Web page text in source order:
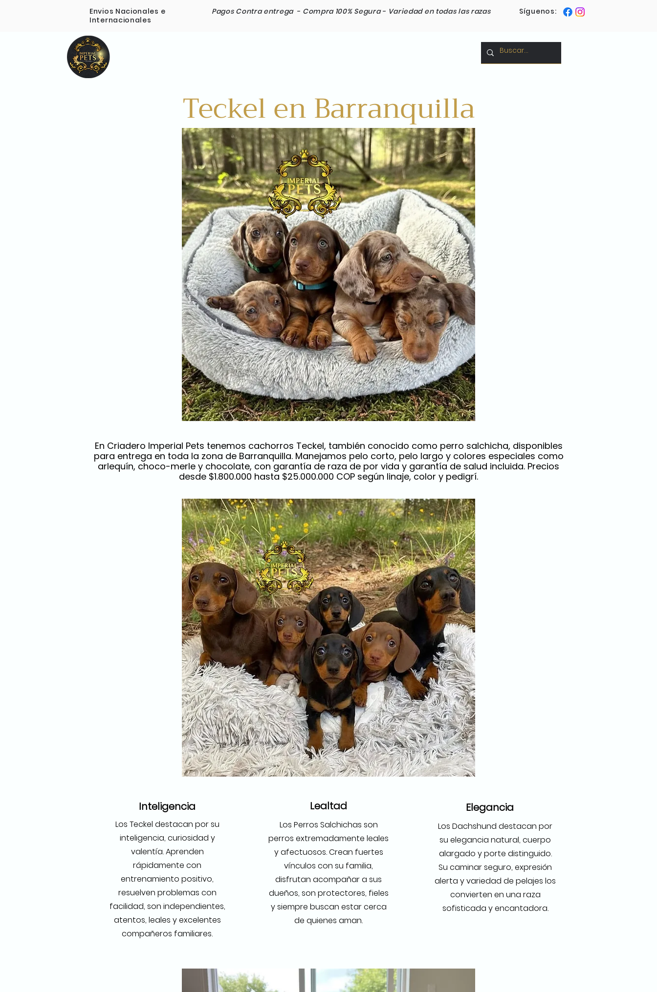
Envios Nacionales e
Internacionales
Pagos Contra entrega - Compra 100% Segura - Variedad en todas las razas Síguenos:
Teckel en Barranquilla
En Criadero Imperial Pets tenemos cachorros Teckel, también conocido como perro salchicha, disponibles
para entrega en toda la zona de Barranquilla. Manejamos pelo corto, pelo largo y colores especiales como
arlequín, choco-merle y chocolate, con garantía de raza de por vida y garantía de salud incluida. Precios
desde $1.800.000 hasta $25.000.000 COP según linaje, color y pedigrí.
Inteligencia
Los Teckel destacan por su
inteligencia, curiosidad y
valentía. Aprenden
rápidamente con
entrenamiento positivo,
resuelven problemas con
facilidad, son independientes,
atentos, leales y excelentes
compañeros familiares.
Lealtad
Los Perros Salchichas son
perros extremadamente leales
y afectuosos. Crean fuertes
vínculos con su familia,
disfrutan acompañar a sus
dueños, son protectores, fieles
y siempre buscan estar cerca
de quienes aman.
Elegancia
Los Dachshund destacan por
su elegancia natural, cuerpo
alargado y porte distinguido.
Su caminar seguro, expresión
alerta y variedad de pelajes los
convierten en una raza
sofisticada y encantadora.